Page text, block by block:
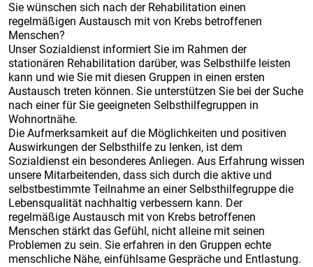
Sie wünschen sich nach der Rehabilitation einen
regelmäßigen Austausch mit von Krebs betroffenen
Menschen?
Unser Sozialdienst informiert Sie im Rahmen der
stationären Rehabilitation darüber, was Selbsthilfe leisten
kann und wie Sie mit diesen Gruppen in einen ersten
Austausch treten können. Sie unterstützen Sie bei der Suche
nach einer für Sie geeigneten Selbsthilfegruppen in
Wohnortnähe.
Die Aufmerksamkeit auf die Möglichkeiten und positiven
Auswirkungen der Selbsthilfe zu lenken, ist dem
Sozialdienst ein besonderes Anliegen. Aus Erfahrung wissen
unsere Mitarbeitenden, dass sich durch die aktive und
selbstbestimmte Teilnahme an einer Selbsthilfegruppe die
Lebensqualität nachhaltig verbessern kann. Der
regelmäßige Austausch mit von Krebs betroffenen
Menschen stärkt das Gefühl, nicht alleine mit seinen
Problemen zu sein. Sie erfahren in den Gruppen echte
menschliche Nähe, einfühlsame Gespräche und Entlastung.